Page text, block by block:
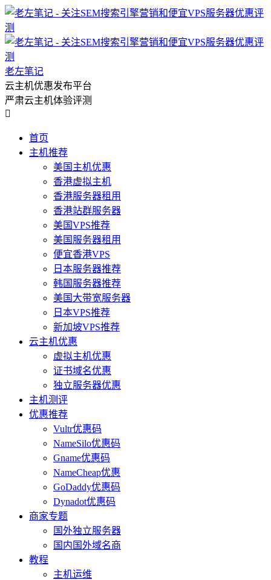
老左笔记
云主机优惠发布平台
严肃云主机体验评测

首页
主机推荐
美国主机优惠
香港虚拟主机
香港服务器租用
香港站群服务器
美国VPS推荐
美国服务器租用
便宜香港VPS
日本服务器推荐
韩国服务器推荐
美国大带宽服务器
日本VPS推荐
新加坡VPS推荐
云主机优惠
虚拟主机优惠
证书域名优惠
独立服务器优惠
主机测评
优惠推荐
Vultr优惠码
NameSilo优惠码
Gname优惠码
NameCheap优惠
GoDaddy优惠码
Dynadot优惠码
商家专题
国外独立服务器
国内国外域名商
教程
主机运维